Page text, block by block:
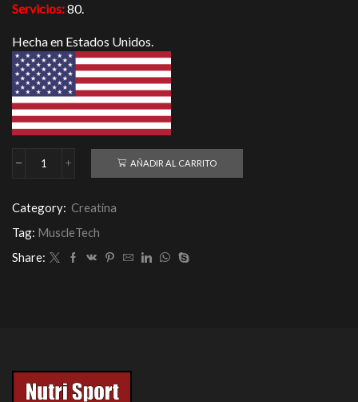
Servicios:80.
Hecha en Estados Unidos.
Creatina
400g
cantidad
AÑADIR AL CARRITO
Category: Creatina
Tag: MuscleTech
Share: